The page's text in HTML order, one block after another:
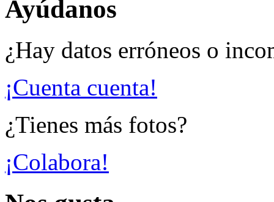
Ayúdanos
¿Hay datos erróneos o
¡Cuenta cuenta!
¿Tienes más fotos?
¡Colabora!